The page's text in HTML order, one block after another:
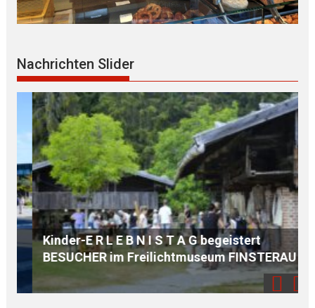
Nachrichten Slider
Kinder-E R L E B N I S T A G begeistert
BESUCHER im Freilichtmuseum FINSTERAU